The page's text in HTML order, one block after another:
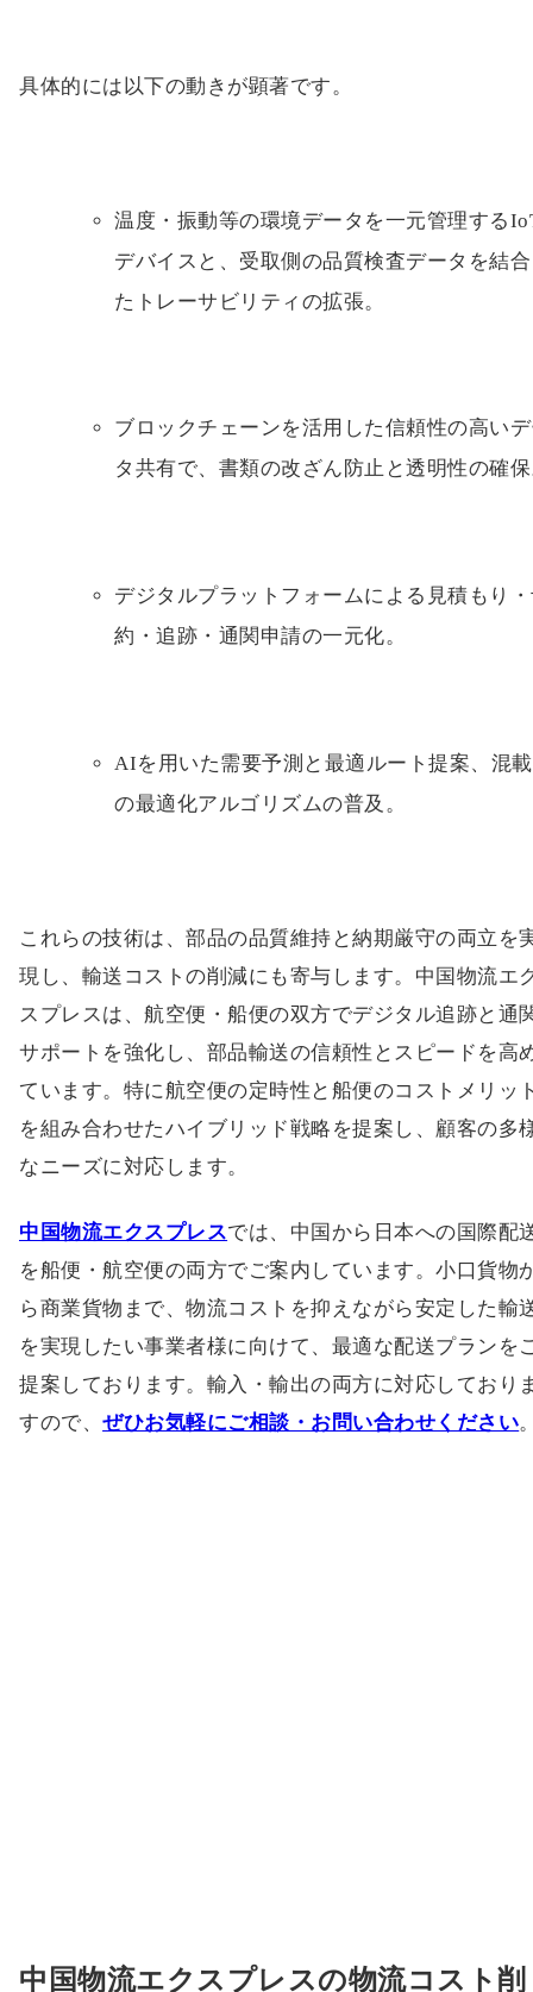
具体的には以下の動きが顕著です。
温度・振動等の環境データを一元管理する
デバイスと、受取側の品質検査データを結
たトレーサビリティの拡張。
ブロックチェーンを活用した信頼性の高い
タ共有で、書類の改ざん防止と透明性の確
デジタルプラットフォームによる見積もり
約・追跡・通関申請の一元化。
AIを用いた需要予測と最適ルート提案、混載
の最適化アルゴリズムの普及。
これらの技術は、部品の品質維持と納期厳守の両立を
現し、輸送コストの削減にも寄与します。中国物流エ
スプレスは、航空便・船便の双方でデジタル追跡と通
サポートを強化し、部品輸送の信頼性とスピードを高
ています。特に航空便の定時性と船便のコストメリッ
を組み合わせたハイブリッド戦略を提案し、顧客の多
なニーズに対応します。
中国物流エクスプレスでは、中国から日本への国際配
を船便・航空便の両方でご案内しています。小口貨物
ら商業貨物まで、物流コストを抑えながら安定した輸
を実現したい事業者様に向けて、最適な配送プランを
提案しております。輸入・輸出の両方に対応しており
すので、ぜひお気軽にご相談・お問い合わせください
中国物流エクスプレスの物流コスト削